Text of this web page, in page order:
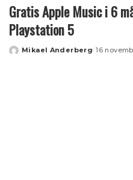
Gratis Apple Music i 6
Playstation 5
Posted
Mikael Anderberg 16